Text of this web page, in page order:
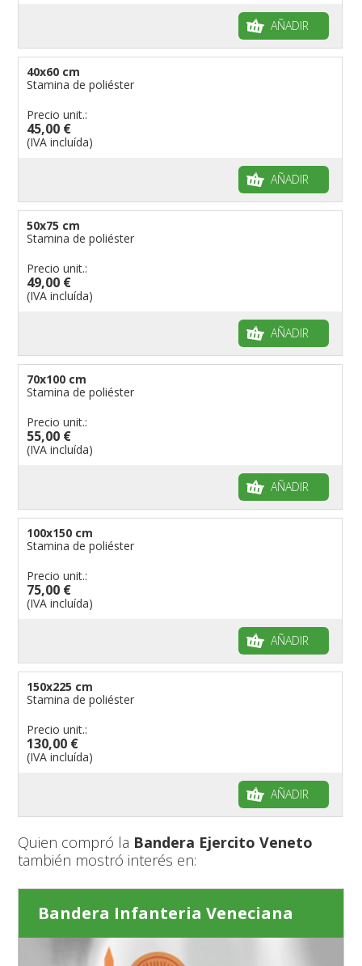
AÑADIR
40x60 cm
Stamina de poliéster
Precio unit.:
45,00 €
(IVA incluída)
AÑADIR
50x75 cm
Stamina de poliéster
Precio unit.:
49,00 €
(IVA incluída)
AÑADIR
70x100 cm
Stamina de poliéster
Precio unit.:
55,00 €
(IVA incluída)
AÑADIR
100x150 cm
Stamina de poliéster
Precio unit.:
75,00 €
(IVA incluída)
AÑADIR
150x225 cm
Stamina de poliéster
Precio unit.:
130,00 €
(IVA incluída)
AÑADIR
Quien compró la Bandera Ejercito Veneto
también mostró interés en:
Bandera Infanteria Veneciana